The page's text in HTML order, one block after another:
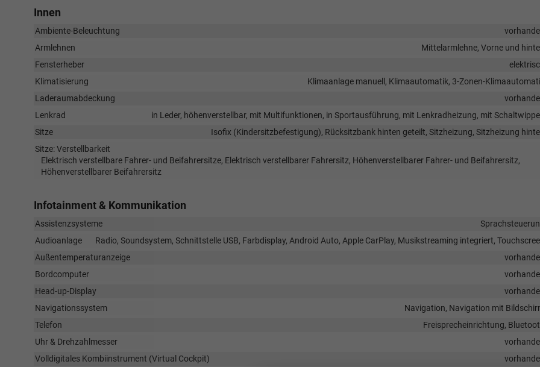
Innen
Ambiente-Beleuchtung
Armlehnen
Mittelarmlehne, Vorne und
Fensterheber
Klimatisierung
Klimaanlage manuell, Klimaautomatik, 3-Zonen-
Laderaumabdeckung
Lenkrad
in Leder, höhenverstellbar, mit Multifunktionen, in Sportausführung, mit Lenkradheizung, mit
Sitze
Isofix (Kindersitzbefestigung), Rücksitzbank hinten geteilt, Sitzheizung, Sitzheizung
Sitze: Verstellbarkeit
Elektrisch verstellbare Fahrer- und Beifahrersitze, Elektrisch verstellbarer Fahrersitz, Höhenverstellbarer Fahrer- und Beifahrersitz,
Höhenverstellbarer Beifahrersitz
Infotainment & Kommunikation
Assistenzsysteme
Audioanlage
Radio, Soundsystem, Schnittstelle USB, Farbdisplay, Android Auto, Apple CarPlay, Musikstreaming integriert,
Außentemperaturanzeige
Bordcomputer
Head-up-Display
Navigationssystem
Navigation, Navigation mit
Telefon
Freisprecheinrichtung,
Uhr & Drehzahlmesser
Volldigitales Kombiinstrument (Virtual Cockpit)